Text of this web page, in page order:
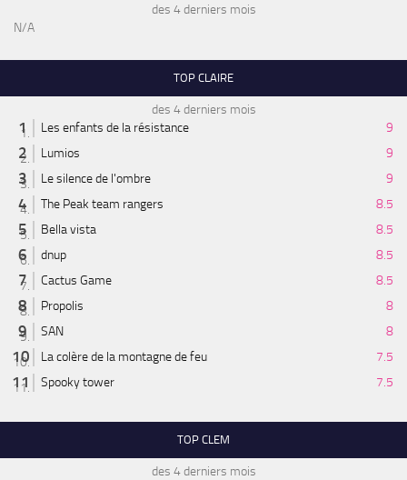
des 4 derniers mois
N/A
TOP CLAIRE
des 4 derniers mois
Les enfants de la résistance
9
Lumios
9
Le silence de l'ombre
9
The Peak team rangers
8.5
Bella vista
8.5
dnup
8.5
Cactus Game
8.5
Propolis
8
SAN
8
La colère de la montagne de feu
7.5
Spooky tower
7.5
TOP CLEM
des 4 derniers mois